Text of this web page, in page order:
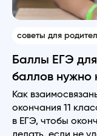
советы для
Баллы ЕГЭ
баллов нужно
Как
окончания 11
в ЕГЭ, чтобы